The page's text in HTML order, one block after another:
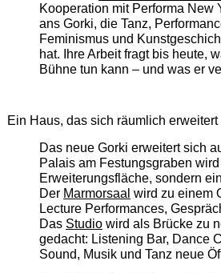
Kooperation mit Performa New
ans Gorki, die Tanz,
Feminismus und
hat. Ihre Arbeit fragt bis heute,
Bühne tun kann – und was er
Ein Haus, das sich räumlich erweitert
Das neue Gorki erweitert sich
Palais am Festungsgraben
Erweiterungsfläche, sondern
Der Marmorsaal wird zu einem
Lecture Performances,
Das Studiowird als Brücke zu
gedacht: Listening Bar, Dance
Sound, Musik und Tanz neue